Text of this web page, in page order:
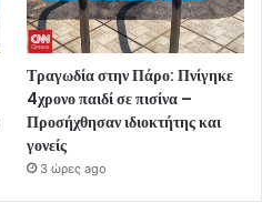
Τραγωδία στην Πάρο: Πνίγηκε
4χρονο παιδί σε πισίνα –
Προσήχθησαν ιδιοκτήτης και
γονείς
3 ώρες ago